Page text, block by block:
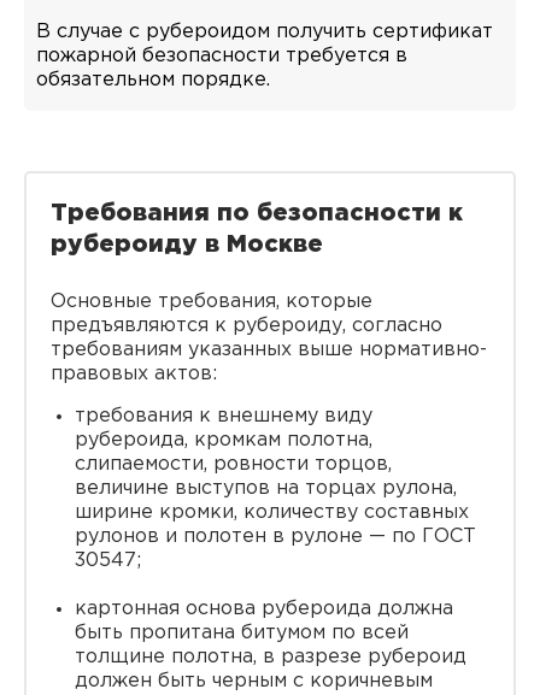
В случае с рубероидом получить сертификат
пожарной безопасности требуется в
обязательном порядке.
Требования по безопасности к
рубероиду в Москве
Основные требования, которые
предъявляются к рубероиду, согласно
требованиям указанных выше нормативно-
правовых актов:
требования к внешнему виду
рубероида, кромкам полотна,
слипаемости, ровности торцов,
величине выступов на торцах рулона,
ширине кромки, количеству составных
рулонов и полотен в рулоне — по ГОСТ
30547;
картонная основа рубероида должна
быть пропитана битумом по всей
толщине полотна, в разрезе рубероид
должен быть черным с коричневым